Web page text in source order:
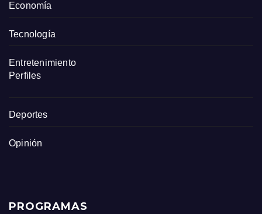
Economía
Tecnología
Entretenimiento
Perfiles
Deportes
Opinión
PROGRAMAS